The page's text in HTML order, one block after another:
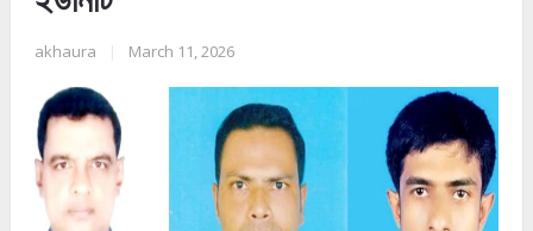
akhaura March 11, 2026